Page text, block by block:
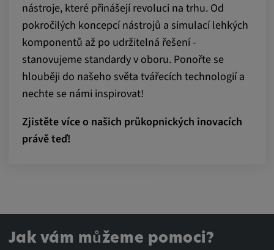
nástroje, které přinášejí revoluci na trhu. Od
pokročilých koncepcí nástrojů a simulací lehkých
komponentů až po udržitelná řešení -
stanovujeme standardy v oboru. Ponořte se
hlouběji do našeho světa tvářecích technologií a
nechte se námi inspirovat!
Zjistěte více o našich průkopnických inovacích
právě teď!
Jak vám můžeme pomoci?